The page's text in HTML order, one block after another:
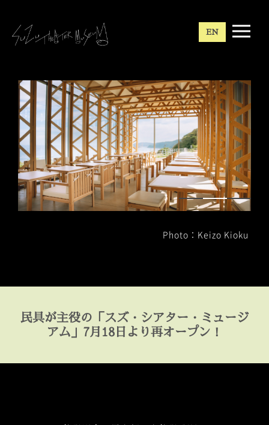
EN
Photo：Keizo Kioku
民具が主役の「スズ・シアター・ミュージ
アム」7月18日より再オープン！